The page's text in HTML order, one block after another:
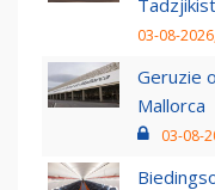
03-08-
Geruzie
Mallorca
03-08-